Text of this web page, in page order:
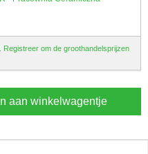
Registreer om de groothandelsprijzen
aan winkelwagentje